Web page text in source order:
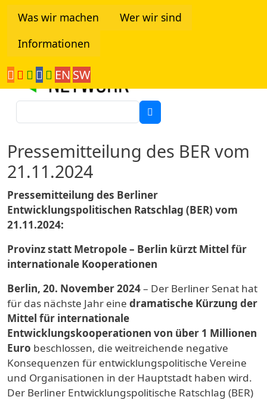
Was wir machen
Wer wir sind
Informationen
EN SW
Pressemitteilung des BER vom
21.11.2024
Pressemitteilung des Berliner
Entwicklungspolitischen Ratschlag (BER) vom
21.11.2024:
Provinz statt Metropole – Berlin kürzt Mittel für
internationale Kooperationen
Berlin, 20. November 2024– Der Berliner Senat hat
für das nächste Jahr eine dramatische Kürzung der
Mittel für internationale
Entwicklungskooperationen von über 1 Millionen
Euro beschlossen, die weitreichende negative
Konsequenzen für entwicklungspolitische Vereine
und Organisationen in der Hauptstadt haben wird.
Der Berliner Entwicklungspolitische Ratschlag (BER)